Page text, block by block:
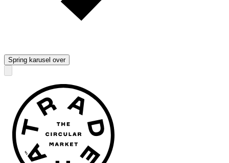
Spring karusel over